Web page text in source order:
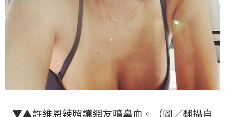
▼▲許維恩辣照讓網友噴鼻血。（圖／翻攝自